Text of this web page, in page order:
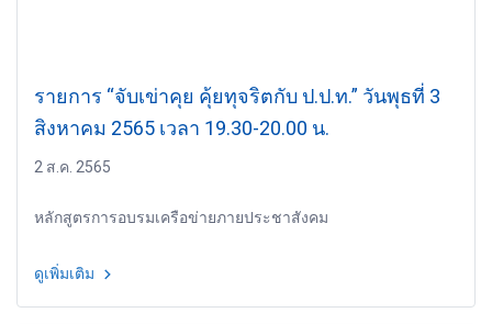
รายการ “จับเข่าคุย คุ้ยทุจริตกับ ป.ป.ท.” วันพุธที่ 3
สิงหาคม 2565 เวลา 19.30-20.00 น.
2 ส.ค. 2565
หลักสูตรการอบรมเครือข่ายภายประชาสังคม
ดูเพิ่มเติม